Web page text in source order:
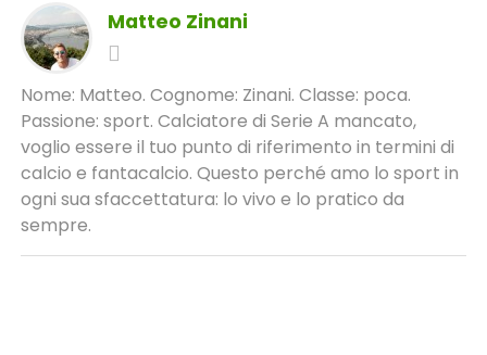
Matteo Zinani
Nome: Matteo. Cognome: Zinani. Classe: poca.
Passione: sport. Calciatore di Serie A mancato,
voglio essere il tuo punto di riferimento in termini di
calcio e fantacalcio. Questo perché amo lo sport in
ogni sua sfaccettatura: lo vivo e lo pratico da
sempre.